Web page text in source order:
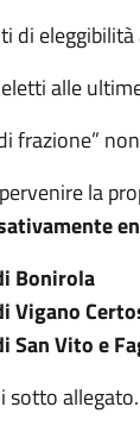
di
alle
frazione”
la
Bonirola
Vigano
San Vito e
sotto allegato.